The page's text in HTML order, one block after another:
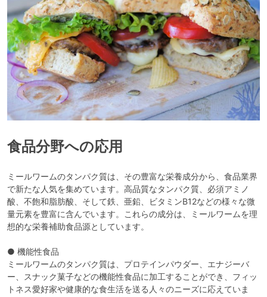
場
潜
在
力
食品分野への応用
ミールワームのタンパク質は、その豊富な栄養成分から、食品業界
で新たな人気を集めています。高品質なタンパク質、必須アミノ
酸、不飽和脂肪酸、そして鉄、亜鉛、ビタミンB12などの様々な微
量元素を豊富に含んでいます。これらの成分は、ミールワームを理
想的な栄養補助食品源としています。
● 機能性食品
ミールワームのタンパク質は、プロテインパウダー、エナジーバ
ー、スナック菓子などの機能性食品に加工することができ、フィッ
トネス愛好家や健康的な食生活を送る人々のニーズに応えていま